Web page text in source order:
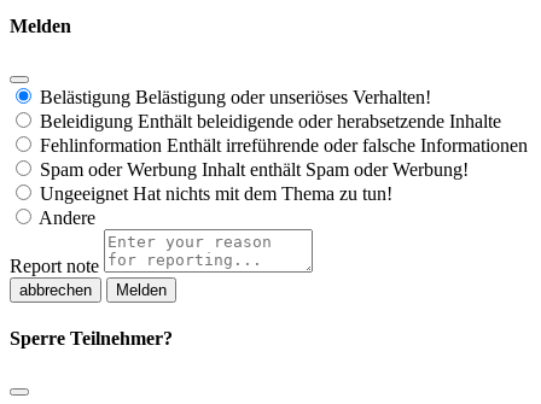
Melden
Belästigung Belästigung oder unseriöses Verhalten!
Beleidigung Enthält beleidigende oder herabsetzende Inhalte
Fehlinformation Enthält irreführende oder falsche Informationen
Spam oder Werbung Inhalt enthält Spam oder Werbung!
Ungeeignet Hat nichts mit dem Thema zu tun!
Andere
Report note
Melden
Sperre Teilnehmer?